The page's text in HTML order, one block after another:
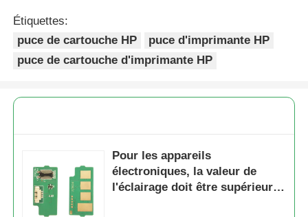
Puce pointue
Cartouche de toner
La puce de Pantum
Étiquettes:
puce de cartouche HP
puce d'imprimante HP
puce de cartouche d'imprimante HP
Pour les appareils
électroniques, la valeur de
l'éclairage doit être supérieure